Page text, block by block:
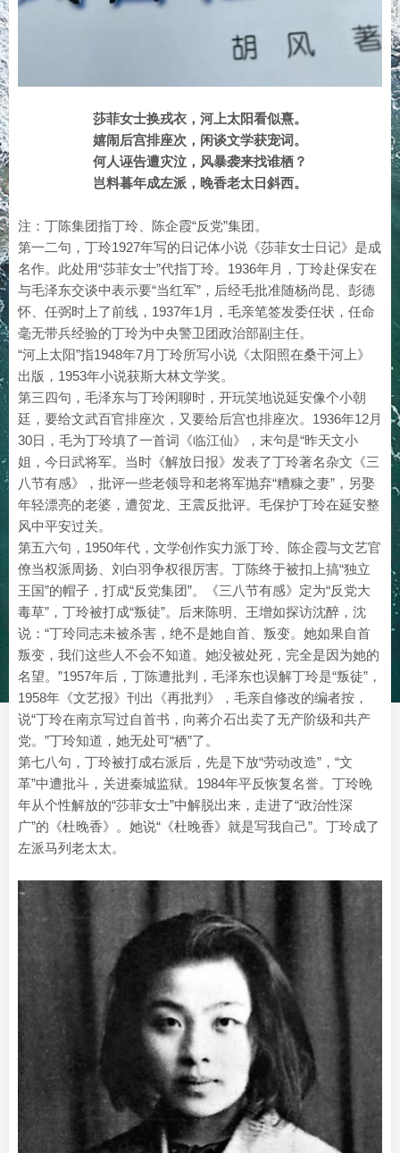
莎菲女士换戎衣，河上太阳看似熹。
嬉闹后宫排座次，闲谈文学获宠词。
何人诬告遭灾泣，风暴袭来找谁栖？
岂料暮年成左派，晚香老太日斜西。
注：丁陈集团指丁玲、陈企霞“反党”集团。
第一二句，丁玲1927年写的日记体小说《莎菲女士日记》是成
名作。此处用“莎菲女士”代指丁玲。1936年月，丁玲赴保安在
与毛泽东交谈中表示要“当红军”，后经毛批准随杨尚昆、彭德
怀、任弼时上了前线，1937年1月，毛亲笔签发委任状，任命
毫无带兵经验的丁玲为中央警卫团政治部副主任。
“河上太阳”指1948年7月丁玲所写小说《太阳照在桑干河上》
出版，1953年小说获斯大林文学奖。
第三四句，毛泽东与丁玲闲聊时，开玩笑地说延安像个小朝
廷，要给文武百官排座次，又要给后宫也排座次。1936年12月
30日，毛为丁玲填了一首词《临江仙》，末句是“昨天文小
姐，今日武将军。当时《解放日报》发表了丁玲著名杂文《三
八节有感》，批评一些老领导和老将军抛弃“糟糠之妻”，另娶
年轻漂亮的老婆，遭贺龙、王震反批评。毛保护丁玲在延安整
风中平安过关。
第五六句，1950年代，文学创作实力派丁玲、陈企霞与文艺官
僚当权派周扬、刘白羽争权很厉害。丁陈终于被扣上搞“独立
王国”的帽子，打成“反党集团”。《三八节有感》定为“反党大
毒草”，丁玲被打成“叛徒”。后来陈明、王增如探访沈醉，沈
说：“丁玲同志未被杀害，绝不是她自首、叛变。她如果自首
叛变，我们这些人不会不知道。她没被处死，完全是因为她的
名望。”1957年后，丁陈遭批判，毛泽东也误解丁玲是“叛徒”，
1958年《文艺报》刊出《再批判》，毛亲自修改的编者按，
说“丁玲在南京写过自首书，向蒋介石出卖了无产阶级和共产
党。”丁玲知道，她无处可“栖”了。
第七八句，丁玲被打成右派后，先是下放“劳动改造”，“文
革”中遭批斗，关进秦城监狱。1984年平反恢复名誉。丁玲晚
年从个性解放的“莎菲女士”中解脱出来，走进了“政治性深
广”的《杜晚香》。她说“《杜晚香》就是写我自己”。丁玲成了
左派马列老太太。